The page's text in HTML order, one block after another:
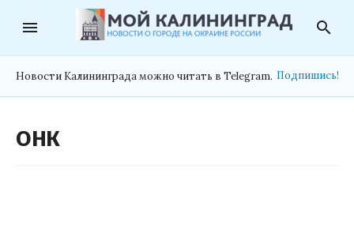
menu search
Новости Калининграда можно читать в Telegram. Подпишись!
ОНК